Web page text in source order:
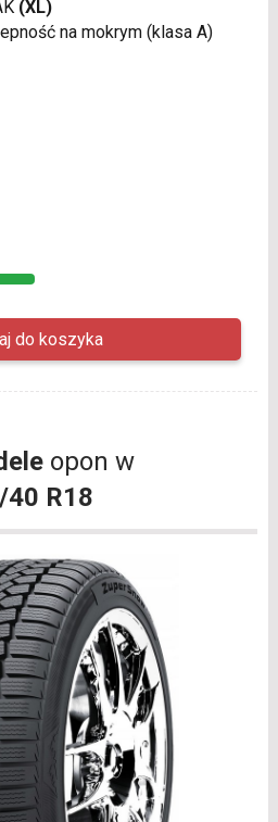
(XL)
na mokrym (klasa A)
opon w
40 R18